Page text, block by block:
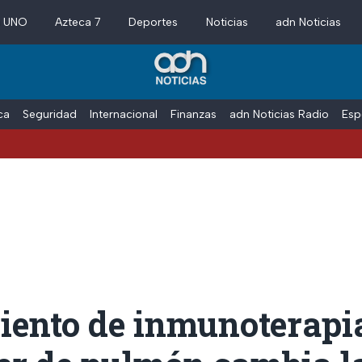
Azteca 7 Deportes Noticias adn Noticias
Seguridad Internacional Finanzas adn Noticias Radio
de